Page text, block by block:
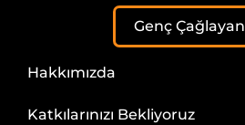
Genç Çağlayan
Hakkımızda
Katkılarınızı Bekliyoruz